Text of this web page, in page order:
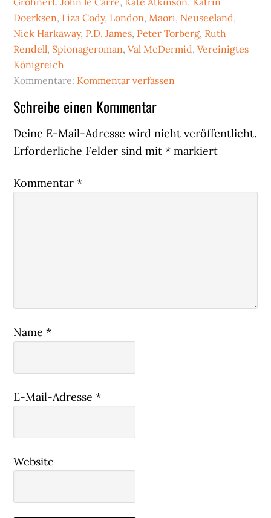
Doerksen, Liza Cody, London, Maori, Neuseeland,
Nick Harkaway, P.D. James, Peter Torberg, Ruth
Rendell, Spionageroman,Val McDermid,Vereinigtes
Königreich
Kommentare: Kommentar verfassen
Leser-
Interaktionen
Schreibe einen Kommentar
Deine E-Mail-Adresse wird nicht veröffentlicht.
Erforderliche Felder sind mit* markiert
Kommentar*
Name*
E-Mail-Adresse*
Website